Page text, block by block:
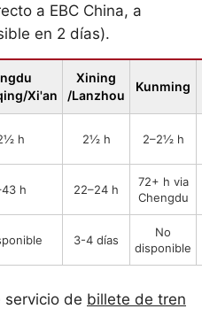
a EBC China, a
en 2 días).
Xi'an
Xining
/Lanzhou
Kunming
h 2½ h 2–2½ h
h 22–24 h
72+ h via
Chengdu
3-4 días
No
disponible
servicio de billete de tren